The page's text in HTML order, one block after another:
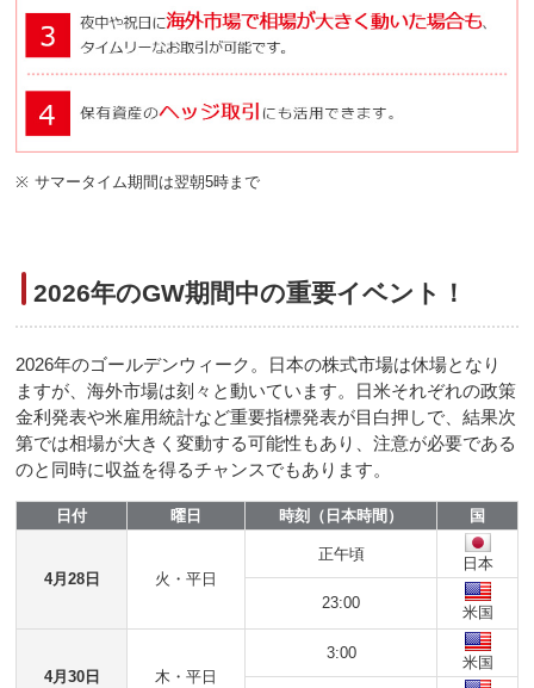
※ サマータイム期間は翌朝5時まで
2026年のGW期間中の重要イベント！
2026年のゴールデンウィーク。日本の株式市場は休場となり
ますが、海外市場は刻々と動いています。日米それぞれの政策
金利発表や米雇用統計など重要指標発表が目白押しで、結果次
第では相場が大きく変動する可能性もあり、注意が必要である
のと同時に収益を得るチャンスでもあります。
日付 曜日 時刻（日本時間） 国
4月28日 火・平日
正午頃
日本
23:00
米国
4月30日 木・平日
3:00
米国